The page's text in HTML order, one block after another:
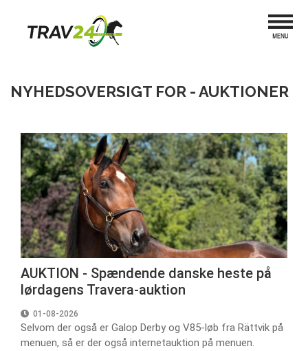
NYHEDSOVERSIGT FOR - AUKTIONER
AUKTION - Spændende danske heste på
lørdagens Travera-auktion
01-08-2026
Selvom der også er Galop Derby og V85-løb fra Rättvik på
menuen, så er der også internetauktion på menuen.